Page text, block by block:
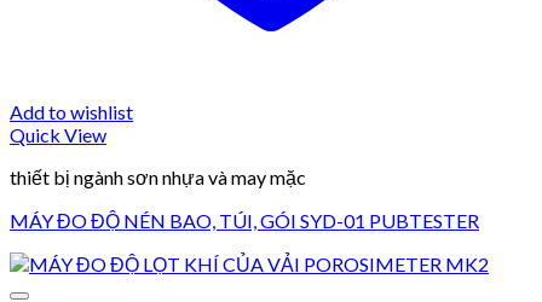
Add to wishlist
Quick View
thiết bị ngành sơn nhựa và may mặc
MÁY ĐO ĐỘ NÉN BAO, TÚI, GÓI SYD-01 PUBTESTER